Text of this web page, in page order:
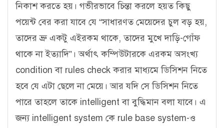
নিকাশ করতে হয়। গভীরভাবে চিন্তা করলে হয়ত কিছু
পয়েন্ট বের করা যাবে যে “সাধারণত মেয়েদের চুল বড় হয়,
তাদের ভ্রু একটু এইরকম থাকে, তাদের মুখে দাড়ি-গোঁফ
থাকে না ইত্যাদি”। অর্থাৎ কম্পিউটারকে এরকম অসংখ্য
condition বা rules check করার মাধ্যমে ডিসিশন নিতে
হবে যে এটা ছেলে না মেয়ে। আর যদি সে ডিসিশন নিতে
পারে তাহলে তাকে intelligent বা বুদ্ধিমান বলা যাবে। এ
জন্য intelligent system কে rule base system-ও